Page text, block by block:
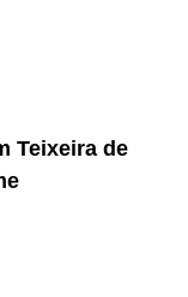
Teixeira de